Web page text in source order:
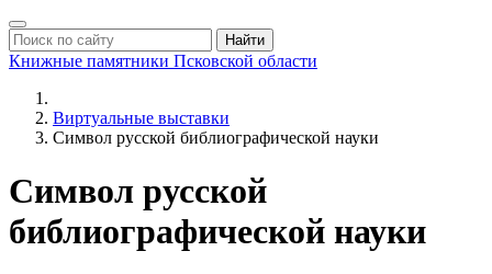
Найти
Книжные памятники Псковской области
Виртуальные выставки
Символ русской библиографической науки
Символ русской
библиографической науки